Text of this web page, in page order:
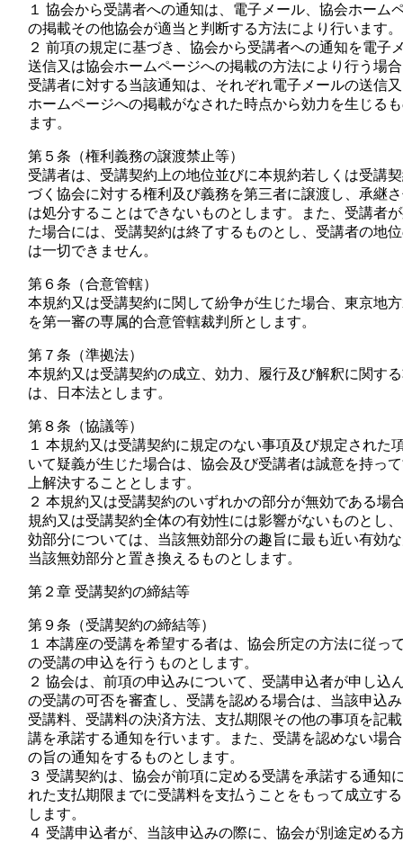
１ 協会から受講者への通知は、電子メール、協会ホーム
の掲載その他協会が適当と判断する方法により行います。
２ 前項の規定に基づき、協会から受講者への通知を電子
送信又は協会ホームページへの掲載の方法により行う場
受講者に対する当該通知は、それぞれ電子メールの送信
ホームページへの掲載がなされた時点から効力を生じる
ます。
第５条（権利義務の譲渡禁止等）
受講者は、受講契約上の地位並びに本規約若しくは受講
づく協会に対する権利及び義務を第三者に譲渡し、承継
は処分することはできないものとします。また、受講者
た場合には、受講契約は終了するものとし、受講者の地
は一切できません。
第６条（合意管轄）
本規約又は受講契約に関して紛争が生じた場合、東京地
を第一審の専属的合意管轄裁判所とします。
第７条（準拠法）
本規約又は受講契約の成立、効力、履行及び解釈に関す
は、日本法とします。
第８条（協議等）
１ 本規約又は受講契約に規定のない事項及び規定された
いて疑義が生じた場合は、協会及び受講者は誠意を持っ
上解決することとします。
２ 本規約又は受講契約のいずれかの部分が無効である場
規約又は受講契約全体の有効性には影響がないものとし
効部分については、当該無効部分の趣旨に最も近い有効
当該無効部分と置き換えるものとします。
第２章 受講契約の締結等
第９条（受講契約の締結等）
１ 本講座の受講を希望する者は、協会所定の方法に従っ
の受講の申込を行うものとします。
２ 協会は、前項の申込みについて、受講申込者が申し込
の受講の可否を審査し、受講を認める場合は、当該申込
受講料、受講料の決済方法、支払期限その他の事項を記
講を承諾する通知を行います。また、受講を認めない場
の旨の通知をするものとします。
３ 受講契約は、協会が前項に定める受講を承諾する通知
れた支払期限までに受講料を支払うことをもって成立す
します。
４ 受講申込者が、当該申込みの際に、協会が別途定める